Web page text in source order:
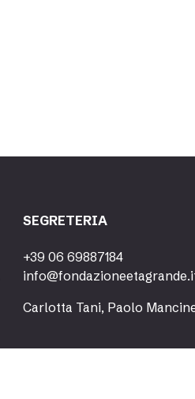
SEGRETERIA
+39 06 69887184
Carlotta Tani, Paolo